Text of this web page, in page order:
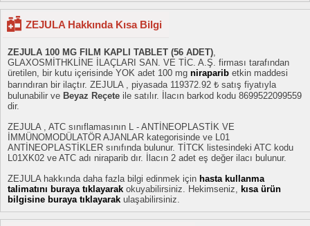
ZEJULA Hakkında Kısa Bilgi
ZEJULA 100 MG FILM KAPLI TABLET (56 ADET),
GLAXOSMİTHKLİNE İLAÇLARI SAN. VE TİC. A.Ş. firması tarafından
üretilen, bir kutu içerisinde YOK adet 100 mg niraparib etkin maddesi
barındıran bir ilaçtır. ZEJULA , piyasada 119372.92 ₺ satış fiyatıyla
bulunabilir ve Beyaz Reçete ile satılır. İlacın barkod kodu 8699522099559
dir.
ZEJULA , ATC sınıflamasının L - ANTİNEOPLASTİK VE
İMMÜNOMODÜLATÖR AJANLAR kategorisinde ve L01
ANTİNEOPLASTİKLER sınıfında bulunur. TİTCK listesindeki ATC kodu
L01XK02 ve ATC adı niraparib dır. İlacın 2 adet eş değer ilacı bulunur.
ZEJULA hakkında daha fazla bilgi edinmek için hasta kullanma
talimatını buraya tıklayarak okuyabilirsiniz. Hekimseniz, kısa ürün
bilgisine buraya tıklayarak ulaşabilirsiniz.